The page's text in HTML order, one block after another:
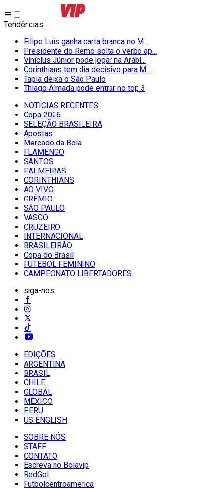
Tendências:
Filipe Luís ganha carta branca no M...
Presidente do Remo solta o verbo ap...
Vinícius Júnior pode jogar na Arábi...
Corinthians tem dia decisivo para M...
Tapia deixa o São Paulo
Thiago Almada pode entrar no top 3
NOTÍCIAS RECENTES
Copa 2026
SELEÇÃO BRASILEIRA
Apostas
Mercado da Bola
FLAMENGO
SANTOS
PALMEIRAS
CORINTHIANS
AO VIVO
GRÊMIO
SĀO PAULO
VASCO
CRUZEIRO
INTERNACIONAL
BRASILEIRÃO
Copa do Brasil
FUTEBOL FEMININO
CAMPEONATO LIBERTADORES
siga-nos
EDIÇÕES
ARGENTINA
BRASIL
CHILE
GLOBAL
MÉXICO
PERU
US ENGLISH
SOBRE NÓS
STAFF
CONTATO
Escreva no Bolavip
RedGol
Futbolcentroamerica